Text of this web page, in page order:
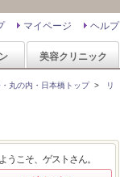
ヘルプ
マイページ
美容クリニック
丸の内・日本橋トップ>
リ
ようこそ、ゲストさん。